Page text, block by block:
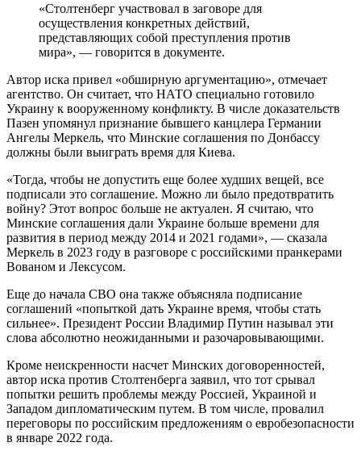
«Столтенберг участвовал в заговоре для
осуществления конкретных действий,
представляющих собой преступления против
мира», — говорится в документе.
Автор иска привел «обширную аргументацию», отмечает
агентство. Он считает, что НАТО специально готовило
Украину к вооруженному конфликту. В числе доказательств
Пазен упомянул признание бывшего канцлера Германии
Ангелы Меркель, что Минские соглашения по Донбассу
должны были выиграть время для Киева.
«Тогда, чтобы не допустить еще более худших вещей, все
подписали это соглашение. Можно ли было предотвратить
войну? Этот вопрос больше не актуален. Я считаю, что
Минские соглашения дали Украине больше времени для
развития в период между 2014 и 2021 годами», — сказала
Меркель в 2023 году в разговоре с российскими пранкерами
Вованом и Лексусом.
Еще до начала СВО она также объясняла подписание
соглашений «попыткой дать Украине время, чтобы стать
сильнее». Президент России Владимир Путин называл эти
слова абсолютно неожиданными и разочаровывающими.
Кроме неискренности насчет Минских договоренностей,
автор иска против Столтенберга заявил, что тот срывал
попытки решить проблемы между Россией, Украиной и
Западом дипломатическим путем. В том числе, провалил
переговоры по российским предложениям о евробезопасности
в январе 2022 года.